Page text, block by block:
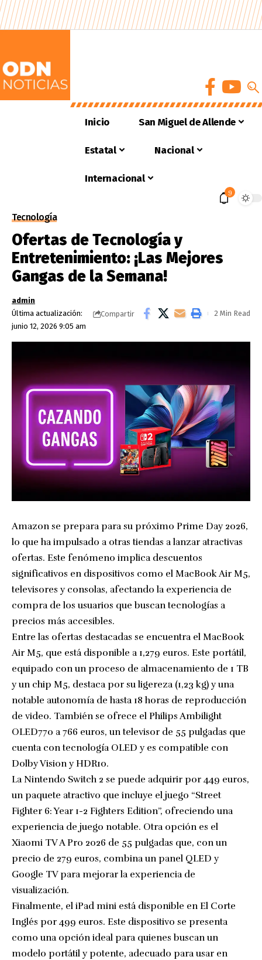
Inicio San Miguel de Allende
Estatal Nacional
Internacional
9
Tecnología
Ofertas de Tecnología y
Entretenimiento: ¡Las Mejores
Gangas de la Semana!
Última actualización:
junio 12, 2026 9:05 am
admin
Compartir
2 Min Read
Amazon se prepara para su próximo Prime Day 2026,
lo que ha impulsado a otras tiendas a lanzar atractivas
ofertas. Este fenómeno implica descuentos
significativos en dispositivos como el MacBook Air M5,
televisores y consolas, afectando la experiencia de
compra de los usuarios que buscan tecnologías a
precios más accesibles.
Entre las ofertas destacadas se encuentra el MacBook
Air M5, que está disponible a 1,279 euros. Este portátil,
equipado con un proceso de almacenamiento de 1 TB
y un chip M5, destaca por su ligereza (1,23 kg) y una
notable autonomía de hasta 18 horas de reproducción
de video. También se ofrece el Philips Ambilight
OLED770 a 766 euros, un televisor de 55 pulgadas que
cuenta con tecnología OLED y es compatible con
Dolby Vision y HDR10.
La Nintendo Switch 2 se puede adquirir por 449 euros,
un paquete atractivo que incluye el juego “Street
Fighter 6: Year 1-2 Fighters Edition”, ofreciendo una
experiencia de juego notable. Otra opción es el
Xiaomi TV A Pro 2026 de 55 pulgadas que, con un
precio de 279 euros, combina un panel QLED y
Google TV para mejorar la experiencia de
visualización.
Finalmente, el iPad mini está disponible en El Corte
Inglés por 499 euros. Este dispositivo se presenta
como una opción ideal para quienes buscan un
modelo portátil y potente, adecuado para usar en